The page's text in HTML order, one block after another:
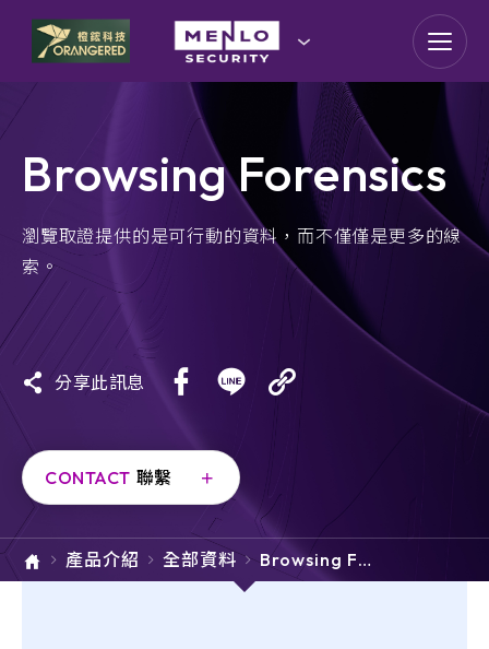
N-Partner
TeamT5 杜浦數位安全
QSAN 廣盛科技
e-SOFT
ARMIS
Browsing Forensics
瀏覽取證提供的是可行動的資料，而不僅僅是更多的線
索。
分享此訊息
CONTACT 聯繫
產品介紹 全部資料
Browsing For
ensics